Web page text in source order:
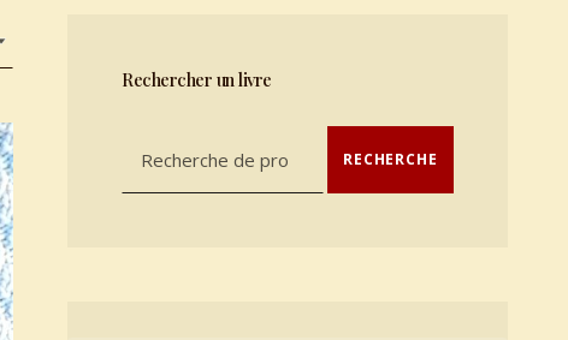
Rechercher un livre
Recherche pour : RECHERCHE